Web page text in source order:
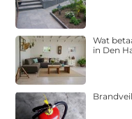
Wat
in Den